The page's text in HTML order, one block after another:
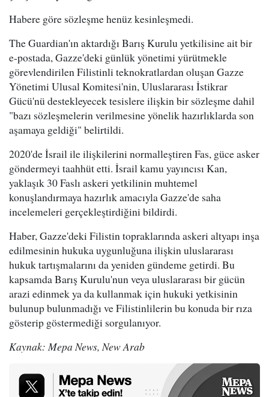
Habere göre sözleşme henüz kesinleşmedi.
The Guardian'ın aktardığı Barış Kurulu yetkilisine ait bir
e-postada, Gazze'deki günlük yönetimi yürütmekle
görevlendirilen Filistinli teknokratlardan oluşan Gazze
Yönetimi Ulusal Komitesi'nin, Uluslararası İstikrar
Gücü'nü destekleyecek tesislere ilişkin bir sözleşme dahil
"bazı sözleşmelerin verilmesine yönelik hazırlıklarda son
aşamaya geldiği" belirtildi.
2020'de İsrail ile ilişkilerini normalleştiren Fas, güce asker
göndermeyi taahhüt etti. İsrail kamu yayıncısı Kan,
yaklaşık 30 Faslı askeri yetkilinin muhtemel
konuşlandırmaya hazırlık amacıyla Gazze'de saha
incelemeleri gerçekleştirdiğini bildirdi.
Haber, Gazze'deki Filistin topraklarında askeri altyapı inşa
edilmesinin hukuka uygunluğuna ilişkin uluslararası
hukuk tartışmalarını da yeniden gündeme getirdi. Bu
kapsamda Barış Kurulu'nun veya uluslararası bir gücün
arazi edinmek ya da kullanmak için hukuki yetkisinin
bulunup bulunmadığı ve Filistinlilerin bu konuda bir rıza
gösterip göstermediği sorgulanıyor.
Kaynak: Mepa News, New Arab